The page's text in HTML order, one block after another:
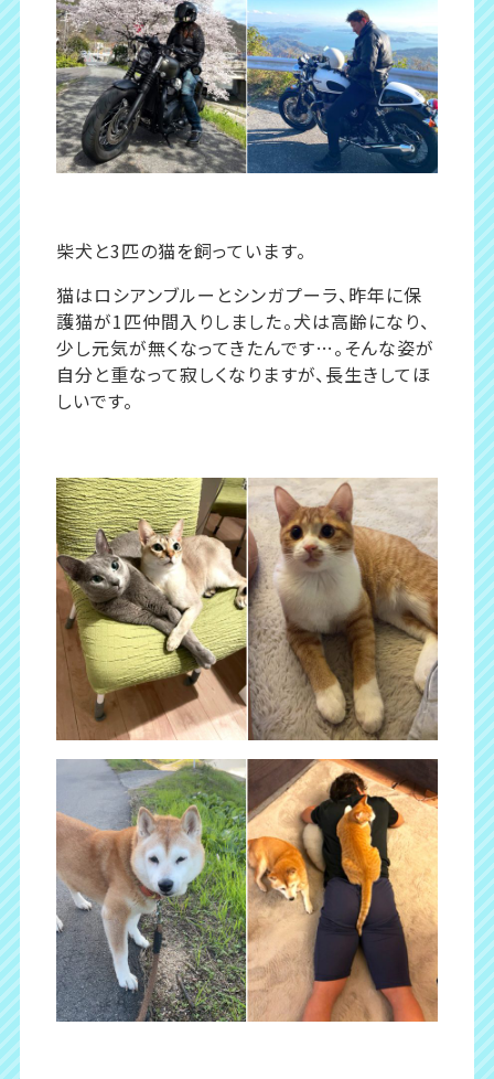
柴犬と3匹の猫を飼っています。
猫はロシアンブルーとシンガプーラ、昨年に保
護猫が1匹仲間入りしました。犬は高齢になり、
少し元気が無くなってきたんです…。そんな姿が
自分と重なって寂しくなりますが、長生きしてほ
しいです。